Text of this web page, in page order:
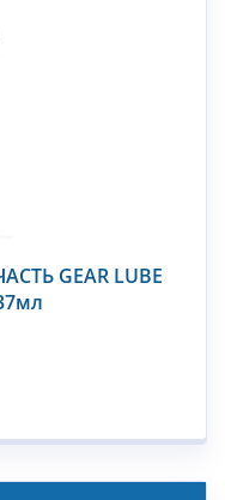
GEAR LUBE